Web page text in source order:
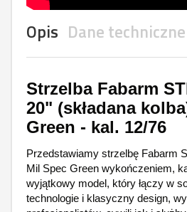
Opis Dane techniczne
Strzelba Fabarm
20" (składana
Green - kal. 12/76
Przedstawiamy strzelbę Fabarm
Mil Spec Green wykończeniem,
wyjątkowy model, który łączy w
technologie i klasyczny design,